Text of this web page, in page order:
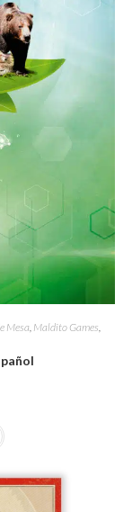
Mesa Maldito Games